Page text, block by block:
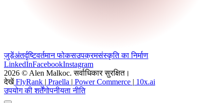
जुड़ेंअंतर्दृष्टिवर्तमान फोकसउपक्रमसंस्कृति का निर्माण
LinkedInFacebookInstagram
2026 © Alen Malkoc. सर्वाधिकार सुरक्षित।
देखेंFlyRank | Praella | Power Commerce | 10x.ai
उपयोग की शर्तेंगोपनीयता नीति